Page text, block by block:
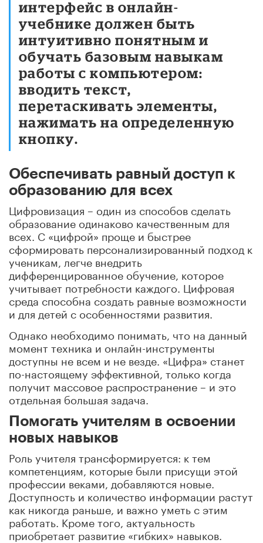
интерфейс в онлайн-
учебнике должен быть
интуитивно понятным и
обучать базовым навыкам
работы с компьютером:
вводить текст,
перетаскивать элементы,
нажимать на определенную
кнопку.
Обеспечивать равный доступ к
образованию для всех
Цифровизация – один из способов сделать
образование одинаково качественным для
всех. С «цифрой» проще и быстрее
сформировать персонализированный подход к
ученикам, легче внедрить
дифференцированное обучение, которое
учитывает потребности каждого. Цифровая
среда способна создать равные возможности
и для детей с особенностями развития.
Однако необходимо понимать, что на данный
момент техника и онлайн-инструменты
доступны не всем и не везде. «Цифра» станет
по-настоящему эффективной, только когда
получит массовое распространение – и это
отдельная большая задача.
Помогать учителям в освоении
новых навыков
Роль учителя трансформируется: к тем
компетенциям, которые были присущи этой
профессии веками, добавляются новые.
Доступность и количество информации растут
как никогда раньше, и важно уметь с этим
работать. Кроме того, актуальность
приобретает развитие «гибких» навыков.